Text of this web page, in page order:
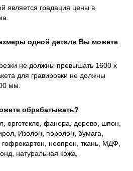
является градация цены в
одной детали Вы можете
не должны превышать 1600 х
для гравировки не должны
мм.
обрабатывать?
оргстекло, фанера, дерево, шпон,
Изолон, поролон, бумага,
гофрокартон, неопрен, ткань, МДФ,
натуральная кожа,